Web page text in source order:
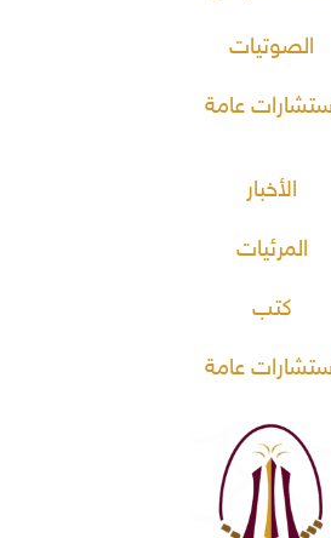
الصوتيات
عامة
الأخبار
المرئيات
كتب
عامة